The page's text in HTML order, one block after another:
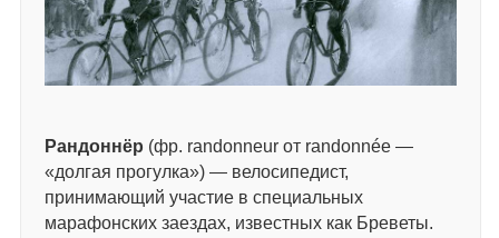
Рандоннёр (фр. randonneur от randonnée —
«долгая прогулка») — велосипедист,
принимающий участие в специальных
марафонских заездах, известных как Бреветы.